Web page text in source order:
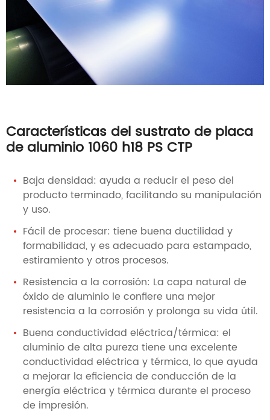
Características del sustrato de placa
de aluminio 1060 h18 PS CTP
Baja densidad: ayuda a reducir el peso del
producto terminado, facilitando su manipulación
y uso.
Fácil de procesar: tiene buena ductilidad y
formabilidad, y es adecuado para estampado,
estiramiento y otros procesos.
Resistencia a la corrosión: La capa natural de
óxido de aluminio le confiere una mejor
resistencia a la corrosión y prolonga su vida útil.
Buena conductividad eléctrica/térmica: el
aluminio de alta pureza tiene una excelente
conductividad eléctrica y térmica, lo que ayuda
a mejorar la eficiencia de conducción de la
energía eléctrica y térmica durante el proceso
de impresión.